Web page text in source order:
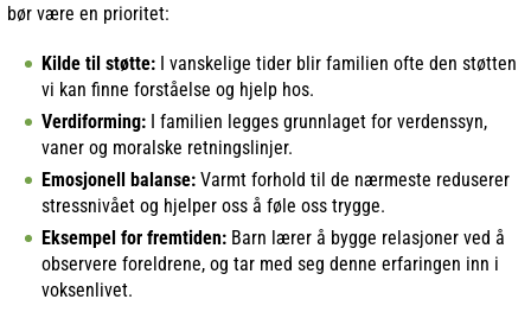
bør være en prioritet:
Kilde til støtte: I vanskelige tider blir familien ofte den støtten
vi kan finne forståelse og hjelp hos.
Verdiforming: I familien legges grunnlaget for verdenssyn,
vaner og moralske retningslinjer.
Emosjonell balanse: Varmt forhold til de nærmeste reduserer
stressnivået og hjelper oss å føle oss trygge.
Eksempel for fremtiden: Barn lærer å bygge relasjoner ved å
observere foreldrene, og tar med seg denne erfaringen inn i
voksenlivet.